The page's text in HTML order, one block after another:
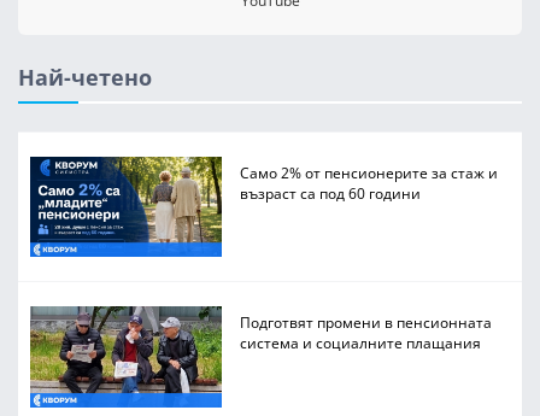
Най-четено
Само 2% от пенсионерите за стаж и
възраст са под 60 години
Подготвят промени в пенсионната
система и социалните плащания